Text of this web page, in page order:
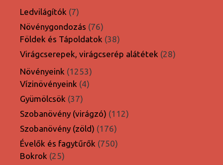
termék
Ledvilágítók 77
termék
Növénygondozás 7676
termék
Földek és Tápoldatok 3838
termék
Virágcserepek, virágcserép alátétek 2828
Növényeink 12531253
termék
Vízinövényeink 44
Gyümölcsök 3737
termék
Szobanövény (virágzó) 112112
Szobanövény (zöld) 176176
termék
Évelők és fagytűrők 750750
Bokrok 2525